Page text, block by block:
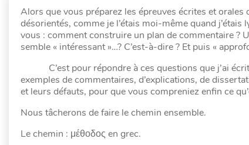
Alors que vous préparez les épreuves écrites et
désorientés, comme je l’étais moi-même quand
vous : comment construire un plan de commentaire ?
semble « intéressant »…? C’est-à-dire ? Et puis «
C’est pour répondre à ces questions que j’ai écrit
exemples de commentaires, d’explications, de
et leurs défauts, pour que vous compreniez enfin ce
Nous tâcherons de faire le chemin ensemble.
Le chemin : μέθοδος en grec.